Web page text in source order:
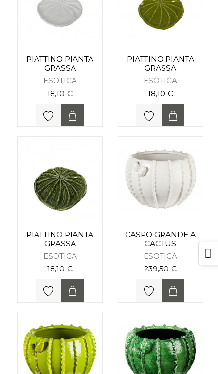
PIATTINO PIANTA
GRASSA
ESOTICA
18,10 €
PIATTINO PIANTA
GRASSA
ESOTICA
18,10 €
PIATTINO PIANTA
GRASSA
ESOTICA
18,10 €
CASPO GRANDE A
CACTUS
ESOTICA
239,50 €